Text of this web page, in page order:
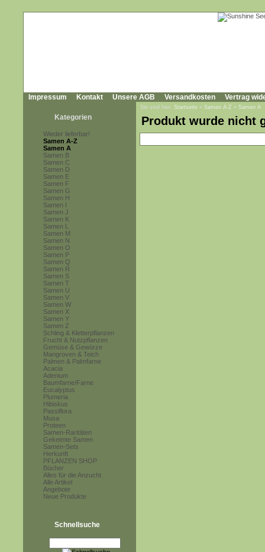
Impressum Kontakt Unsere AGB Versandkosten Vertrag
Kategorien
Wieder lieferbar!
Samen A-Z
Samen A
Samen B
Samen C
Samen D
Samen E
Samen F
Samen G
Samen H
Samen I
Samen J
Samen K
Samen L
Samen M
Samen N
Samen O
Samen P
Samen Q
Samen R
Samen S
Samen T
Samen U
Samen V
Samen W
Samen X
Samen Y
Samen Z
Schling & Kletterpflanzen
Frucht & Nutzpflanzen
Gemüse & Gewürze
Mangroven & Teich
Palmen & Palmfarne
Acacia
Adenium
Baumfarne/Farne
Eucalyptus
Plumeria
Hibiskus
Passiflora
Musa
Proteen
Samen-Raritäten
Gekeimte Samen
Samen-Sets
Herkunft
PFLANZEN SHOP
Bücher
Alles für die Anzucht
Alle Artikel
Angebote
Neue Produkte
Schnellsuche
Sie sind hier: Startseite » Samen A-Z » Samen A
Produkt wurde nicht